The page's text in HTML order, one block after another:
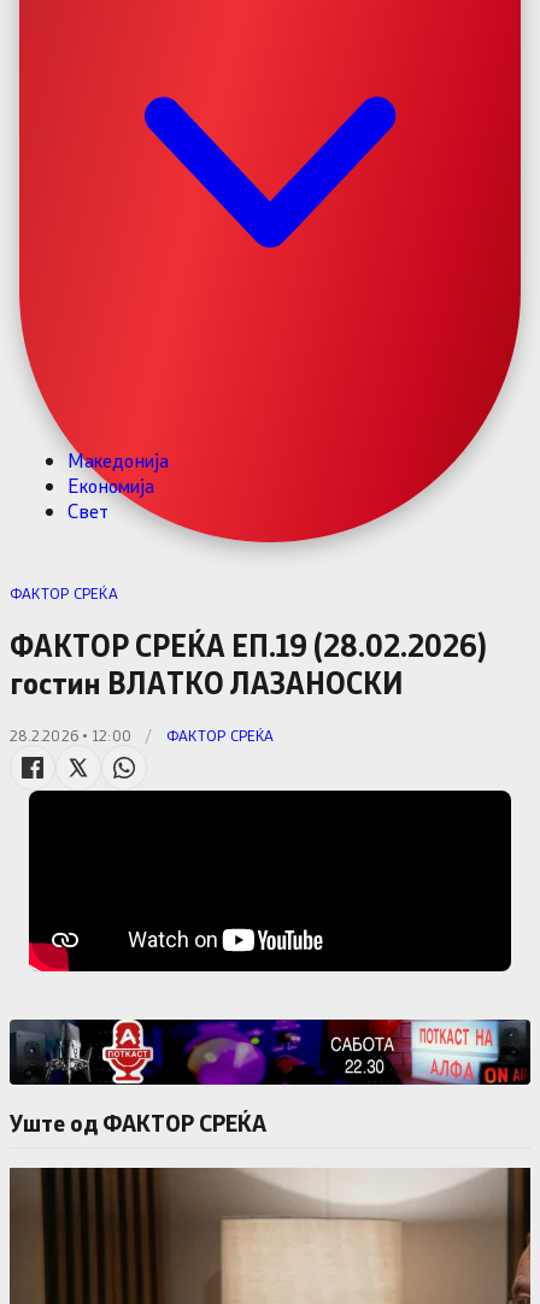
Македонија
Економија
Свет
ФАКТОР СРЕЌА
ФАКТОР СРЕЌА ЕП.19 (28.02.2026)
гостин ВЛАТКО ЛАЗАНОСКИ
28.2.2026 • 12:00 / ФАКТОР СРЕЌА
Уште од ФАКТОР СРЕЌА